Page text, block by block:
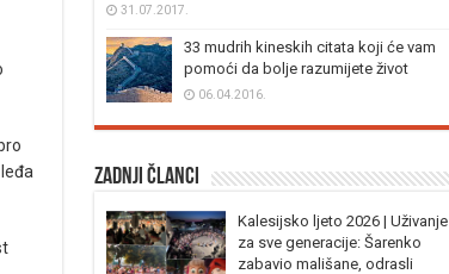
31.07.2017.
33 mudrih kineskih citata koji će vam
pomoći da bolje razumijete život
06.04.2016.
Zadnji članci
Kalesijsko ljeto 2026 | Uživanje
za sve generacije: Šarenko
zabavio mališane, odrasli